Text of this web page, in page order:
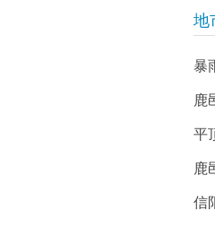
地
暴
鹿
平
鹿
信